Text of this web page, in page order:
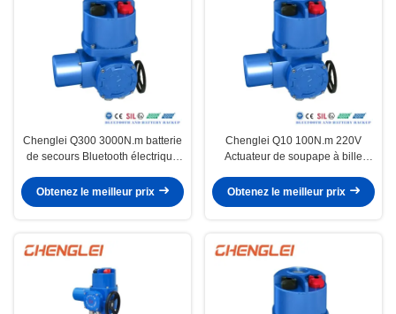
Chenglei Q300 3000N.m batterie
de secours Bluetooth électrique
construction en alliage
Obtenez le meilleur prix
Chenglei Q10 100N.m 220V
Actuateur de soupape à bille
connexion de bride
Obtenez le meilleur prix